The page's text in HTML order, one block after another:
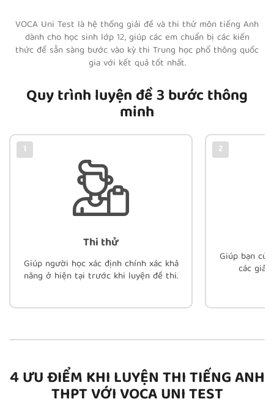
VOCA Uni Test là hệ thống giải đề và thi thử môn tiếng Anh
dành cho học sinh lớp 12, giúp các em chuẩn bị các kiến
thức để sẵn sàng bước vào kỳ thi Trung học phổ thông quốc
gia với kết quả tốt nhất.
Quy trình luyện đề 3 bước thông
minh
1
Thi thử
Giúp người học xác định chính xác khả
năng ở hiện tại trước khi luyện đề thi.
2
Giúp bạn
các giải
4 ƯU ĐIỂM KHI LUYỆN THI TIẾNG ANH
THPT VỚI VOCA UNI TEST